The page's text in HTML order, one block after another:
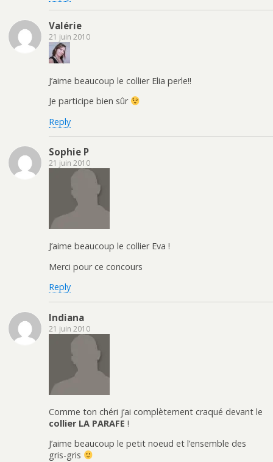
Valérie
21 juin 2010
J’aime beaucoup le collier Elia perle!!
Je participe bien sûr
Reply
Sophie P
21 juin 2010
J’aime beaucoup le collier Eva !
Merci pour ce concours
Reply
Indiana
21 juin 2010
Comme ton chéri j’ai complètement craqué devant le
collier LA PARAFE !
J’aime beaucoup le petit noeud et l’ensemble des
gris-gris